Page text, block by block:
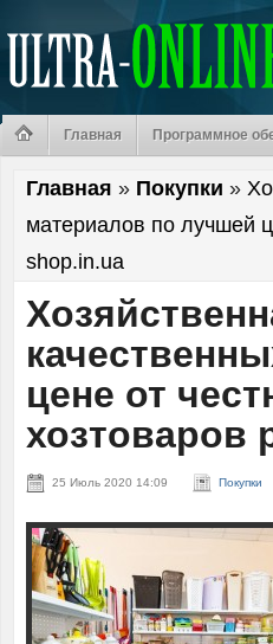
Главная Программное
Главная » Покупки »
материалов по лучшей
shop.in.ua
цене от
хозтоваров
25 Июль 2020 14:09 Покупки